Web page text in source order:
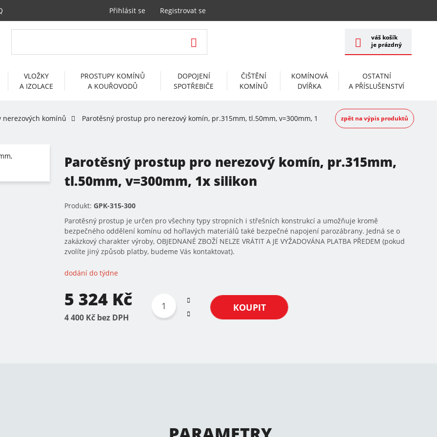
Přihlásit se Registrovat se
váš košík
je prázdný
VLOŽKY
A IZOLACE
PROSTUPY KOMÍNŮ
A KOUŘOVODŮ
DOPOJENÍ
SPOTŘEBIČE
ČIŠTĚNÍ
KOMÍNŮ
KOMÍNOVÁ
DVÍŘKA
OSTATNÍ
A PŘÍSLUŠENSTVÍ
komínů Parotěsný prostup pro nerezový komín, pr.315mm, tl.50mm, v=300mm, 1x silikonzpět na výpis produktů
Parotěsný prostup pro nerezový komín, pr.315mm,
tl.50mm, v=300mm, 1x silikon
Produkt: GPK-315-300
Parotěsný prostup je určen pro všechny typy stropních i střešních konstrukcí a umožňuje kromě
bezpečného oddělení komínu od hořlavých materiálů také bezpečné napojení parozábrany. Jedná se o
zakázkový charakter výroby, OBJEDNANÉ ZBOŽÍ NELZE VRÁTIT A JE VYŽADOVÁNA PLATBA PŘEDEM (pokud
zvolíte jiný způsob platby, budeme Vás kontaktovat).
dodání do týdne
5 324 Kč
4 400 Kč bez DPH
KOUPIT